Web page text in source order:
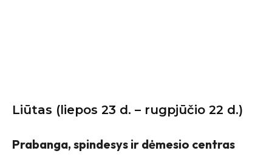
Liūtas (liepos 23 d. – rugpjūčio 22 d.)
Prabanga, spindesys ir dėmesio centras